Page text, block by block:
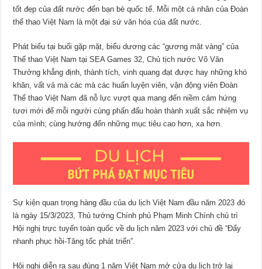
tốt đẹp của đất nước đến bạn bè quốc tế. Mỗi một cá nhân của Đoàn
thể thao Việt Nam là một đại sứ văn hóa của đất nước.
Phát biểu tại buổi gặp mặt, biểu dương các “gương mặt vàng” của
Thể thao Việt Nam tại SEA Games 32, Chủ tịch nước Võ Văn
Thưởng khẳng định, thành tích, vinh quang đạt được hay những khó
khăn, vất vả mà các mà các huấn luyện viên, vận động viên Đoàn
Thể thao Việt Nam đã nỗ lực vượt qua mang đến niềm cảm hứng
tươi mới để mỗi người cùng phấn đấu hoàn thành xuất sắc nhiệm vụ
của mình; cùng hướng đến những mục tiêu cao hơn, xa hơn.
Sự kiện quan trọng hàng đầu của du lịch Việt Nam đầu năm 2023 đó
là ngày 15/3/2023, Thủ tướng Chính phủ Phạm Minh Chính chủ trì
Hội nghị trực tuyến toàn quốc về du lịch năm 2023 với chủ đề “Đẩy
nhanh phục hồi-Tăng tốc phát triển”.
Hội nghị diễn ra sau đúng 1 năm Việt Nam mở cửa du lịch trở lại